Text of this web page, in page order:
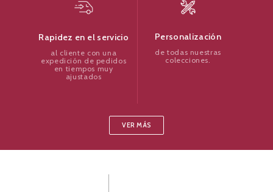
Rapidez en el servicio
al cliente con una
expedición de pedidos
en tiempos muy
ajustados
Personalización
de todas nuestras
colecciones.
VER MÁS